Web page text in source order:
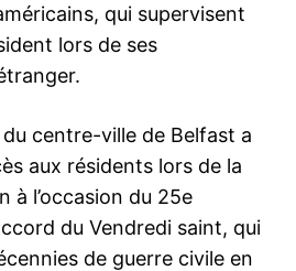
qui supervisent
lors de ses
centre-ville de Belfast a
aux résidents lors de la
à l’occasion du 25e
du Vendredi saint, qui
de guerre civile en